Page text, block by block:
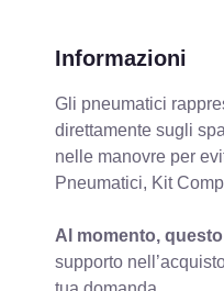
Informazioni
Gli pneumatici
direttamente sugli
nelle manovre per
Pneumatici, Kit
Al momento,
supporto